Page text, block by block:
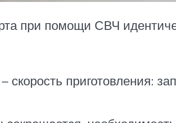
при помощи СВЧ
скорость приготовления: